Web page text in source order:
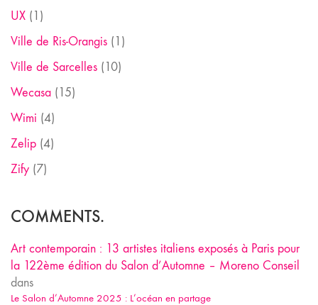
UX (1)
Ville de Ris-Orangis (1)
Ville de Sarcelles (10)
Wecasa (15)
Wimi (4)
Zelip (4)
Zify (7)
COMMENTS.
Art contemporain : 13 artistes italiens exposés à Paris pour
la 122ème édition du Salon d’Automne – Moreno Conseil
dans
Le Salon d’Automne 2025 : L’océan en partage